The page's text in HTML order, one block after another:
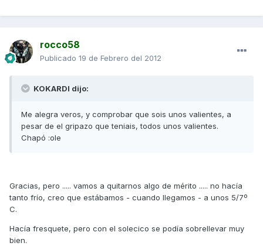
rocco58
Publicado 19 de Febrero del 2012
KOKARDI dijo:
Me alegra veros, y comprobar que sois unos valientes, a
pesar de el gripazo que teniais, todos unos valientes.
Chapó :ole
Gracias, pero ..... vamos a quitarnos algo de mérito ..... no hacía
tanto frío, creo que estábamos - cuando llegamos - a unos 5/7º
C.
Hacía fresquete, pero con el solecico se podía sobrellevar muy
bien.